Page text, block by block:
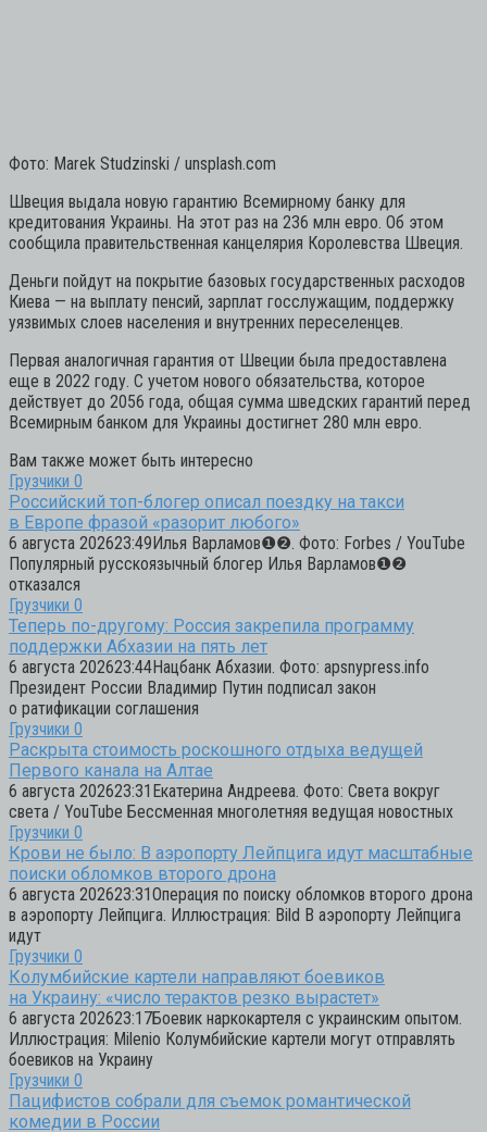
Фото: Marek Studzinski / unsplash.com
Швеция выдала новую гарантию Всемирному банку для
кредитования Украины. На этот раз на 236 млн евро. Об этом
сообщила правительственная канцелярия Королевства Швеция.
Деньги пойдут на покрытие базовых государственных расходов
Киева — на выплату пенсий, зарплат госслужащим, поддержку
уязвимых слоев населения и внутренних переселенцев.
Первая аналогичная гарантия от Швеции была предоставлена
еще в 2022 году. С учетом нового обязательства, которое
действует до 2056 года, общая сумма шведских гарантий перед
Всемирным банком для Украины достигнет 280 млн евро.
Вам также может быть интересно
Грузчики 0
Российский топ-блогер описал поездку на такси
в Европе фразой «разорит любого»
6 августа 202623:49Илья Варламов❶❷. Фото: Forbes / YouTube
Популярный русскоязычный блогер Илья Варламов❶❷
отказался
Грузчики 0
Теперь по-другому: Россия закрепила программу
поддержки Абхазии на пять лет
6 августа 202623:44Нацбанк Абхазии. Фото: apsnypress.info
Президент России Владимир Путин подписал закон
о ратификации соглашения
Грузчики 0
Раскрыта стоимость роскошного отдыха ведущей
Первого канала на Алтае
6 августа 202623:31Екатерина Андреева. Фото: Света вокруг
света / YouTube Бессменная многолетняя ведущая новостных
Грузчики 0
Крови не было: В аэропорту Лейпцига идут масштабные
поиски обломков второго дрона
6 августа 202623:31Операция по поиску обломков второго дрона
в аэропорту Лейпцига. Иллюстрация: Bild В аэропорту Лейпцига
идут
Грузчики 0
Колумбийские картели направляют боевиков
на Украину: «число терактов резко вырастет»
6 августа 202623:17Боевик наркокартеля с украинским опытом.
Иллюстрация: Milenio Колумбийские картели могут отправлять
боевиков на Украину
Грузчики 0
Пацифистов собрали для съемок романтической
комедии в России